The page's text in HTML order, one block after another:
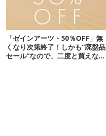
「ゼインアーツ・50％OFF」無
くなり次第終了！しかも“廃盤品
セール”なので、二度と買えない